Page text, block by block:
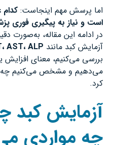
اما پرسش مهم اینجاست:
است و نیاز به پیگیری فوری
در ادامه این مقاله،
آزمایش کبد مانند
، AST، ALP
بررسی می‌کنیم، معنای
می‌دهیم و مشخص می‌کنیم چه
کرد.
آزمایش
چه مواردی